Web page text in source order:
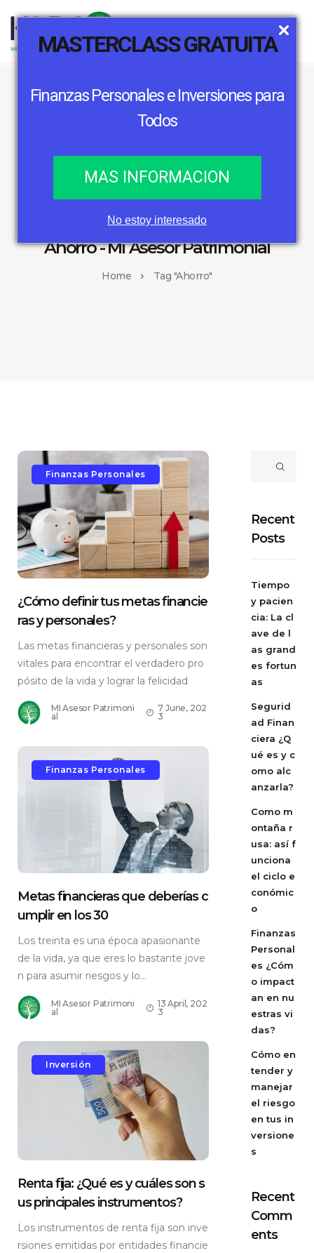
MASTERCLASS GRATUITA
Finanzas Personales e Inversiones para
Todos
MAS INFORMACION
No estoy interesado
Ahorro - Mi Asesor Patrimonial
Home Tag "Ahorro"
Finanzas Personales
¿Cómo definir tus metas financie
ras y personales?
Las metas financieras y personales son
vitales para encontrar el verdadero pro
pósito de la vida y lograr la felicidad
MI Asesor Patrimoni
al
7 June, 202
3
Finanzas Personales
Metas financieras que deberías c
umplir en los 30
Los treinta es una época apasionante
de la vida, ya que eres lo bastante jove
n para asumir riesgos y lo...
MI Asesor Patrimoni
al
13 April, 202
3
Inversión
Renta fija: ¿Qué es y cuáles son s
us principales instrumentos?
Los instrumentos de renta fija son inve
rsiones emitidas por entidades financie
Recent
Posts
Tiempo
y pacien
cia: La cl
ave de l
as grand
es fortun
as
Segurid
ad Finan
ciera ¿Q
ué es y c
omo alc
anzarla?
Como m
ontaña r
usa: así f
unciona
el ciclo e
conómic
o
Finanzas
Personal
es ¿Cóm
o impact
an en nu
estras vi
das?
Cómo en
tender y
manejar
el riesgo
en tus in
versione
s
Recent
Comm
ents